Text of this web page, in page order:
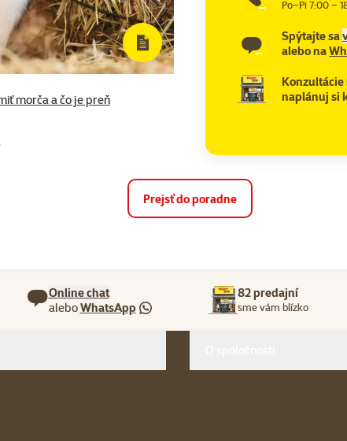
Po–Pi 7:00 –
Spýtajte sa
alebo na
naplánuj si
morča a čo je preň
Prejsť do poradne
Online chat
aleboWhatsApp
82 predajní
sme vám blízko